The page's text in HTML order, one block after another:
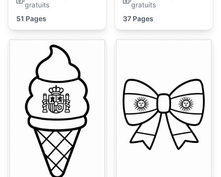
gratuits
51 Pages
gratuits
37 Pages